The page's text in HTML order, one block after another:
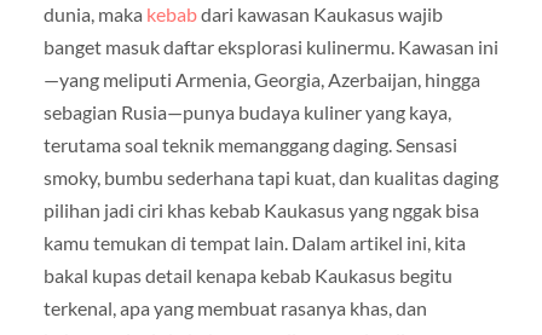
dunia, maka kebabdari kawasan Kaukasus wajib
banget masuk daftar eksplorasi kulinermu. Kawasan ini
—yang meliputi Armenia, Georgia, Azerbaijan, hingga
sebagian Rusia—punya budaya kuliner yang kaya,
terutama soal teknik memanggang daging. Sensasi
smoky, bumbu sederhana tapi kuat, dan kualitas daging
pilihan jadi ciri khas kebab Kaukasus yang nggak bisa
kamu temukan di tempat lain. Dalam artikel ini, kita
bakal kupas detail kenapa kebab Kaukasus begitu
terkenal, apa yang membuat rasanya khas, dan